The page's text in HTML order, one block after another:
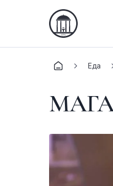
Еда